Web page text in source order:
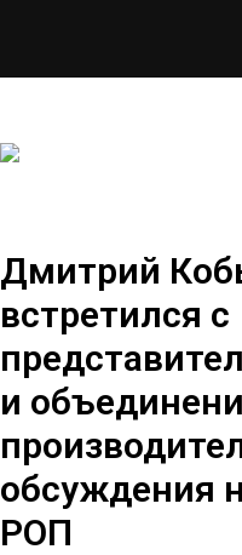
Дмитрий
встретился с
и
обсуждения
РОП